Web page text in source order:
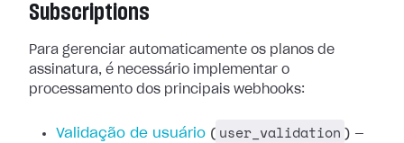
Subscriptions
Para gerenciar automaticamente os planos de
assinatura, é necessário
implementar o
processamento dos principais webhooks:
Validação de usuário ( user_validation ) —